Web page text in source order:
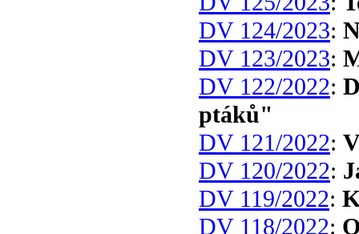
DV 124/2023:
DV 123/2023:
DV 122/2022:
ptáků"
DV 121/2022:
DV 120/2022:
DV 119/2022:
DV 118/2022: